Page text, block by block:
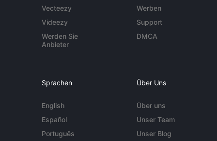
Vecteezy
Videezy
Werden Sie
Anbieter
Werben
Support
DMCA
Sprachen
English
Español
Português
Über Uns
Über uns
Unser Team
Unser Blog